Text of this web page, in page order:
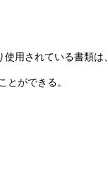
使用されている書類
ができる。